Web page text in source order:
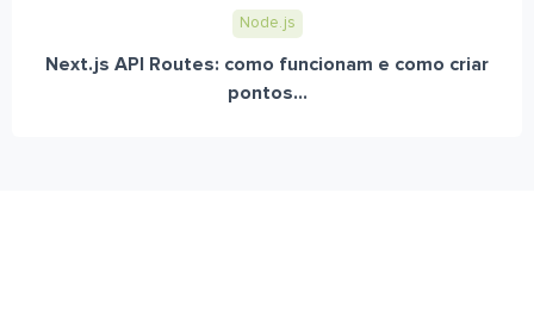
Node.js
Next.js API Routes: como funcionam e como criar
pontos...